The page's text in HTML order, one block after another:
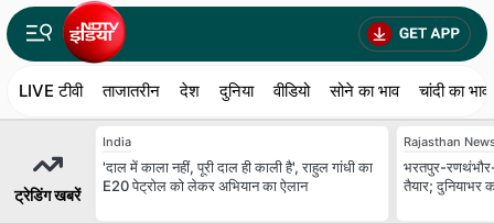
LIVE टीवी ताजातरीन देश दुनिया वीडियो सोने का भाव चांदी का भाव
ट्रेडिंग खबरें
India
'दाल में काला नहीं, पूरी दाल ही काली है', राहुल गांधी का
E20 पेट्रोल को लेकर अभियान का ऐलान
Rajasthan
भरतपुर-रणथंभौर-
तैयार; दुनियाभर